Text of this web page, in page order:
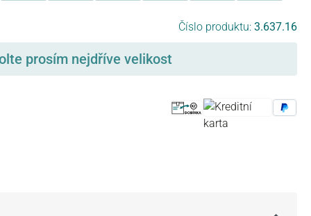
Číslo produktu: 3.637.16
prosím nejdříve velikost